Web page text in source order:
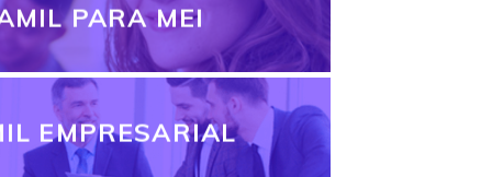
PARA MEI
EMPRESARIAL